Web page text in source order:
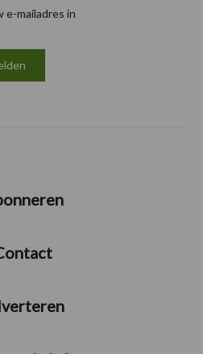
e-mailadres in